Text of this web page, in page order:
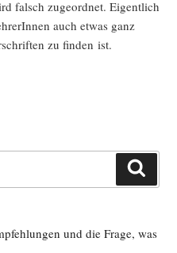
falsch zuge­ord­net. Eigent­lich
auch etwas ganz
zu fin­den ist.
und die Frage, was